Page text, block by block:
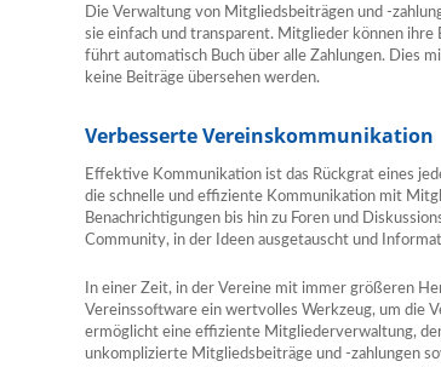
Die Verwaltung von Mitgliedsbeiträgen und -
sie einfach und transparent. Mitglieder können
führt automatisch Buch über alle Zahlungen. Dies
keine Beiträge übersehen werden.
Verbesserte Vereinskommunikation
Effektive Kommunikation ist das Rückgrat eines
die schnelle und effiziente Kommunikation mit
Benachrichtigungen bis hin zu Foren und
Community, in der Ideen ausgetauscht und
In einer Zeit, in der Vereine mit immer größeren
Vereinssoftware ein wertvolles Werkzeug, um die
ermöglicht eine effiziente Mitgliederverwaltung,
unkomplizierte Mitgliedsbeiträge und -zahlungen